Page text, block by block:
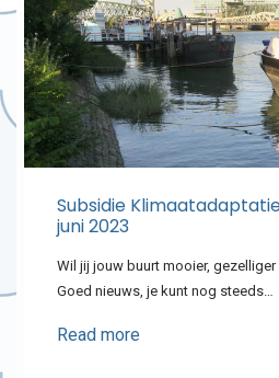
Subsidie
juni 2023
Wil jij jouw buurt mooier, gezelliger
Goed nieuws, je kunt nog steeds…
Read more